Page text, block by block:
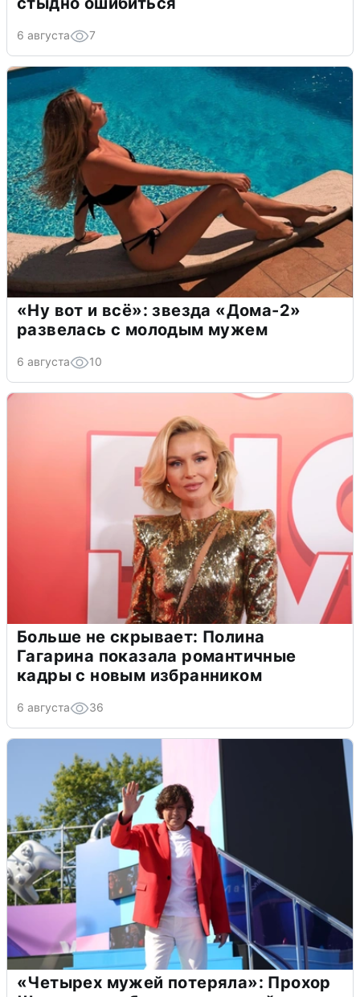
6 августа 7
«Ну вот и всё»: звезда «Дома-2»
развелась с молодым мужем
6 августа 10
Больше не скрывает: Полина
Гагарина показала романтичные
кадры с новым избранником
6 августа 36
«Четырех мужей потеряла»: Прохор